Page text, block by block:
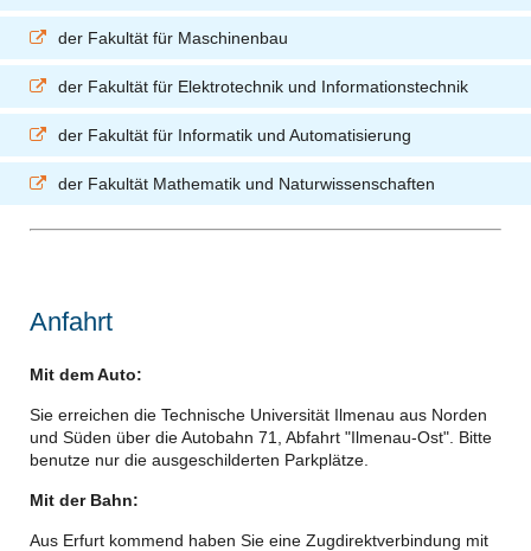
der Fakultät für Maschinenbau
der Fakultät für Elektrotechnik und Informationstechnik
der Fakultät für Informatik und Automatisierung
der Fakultät Mathematik und Naturwissenschaften
Anfahrt
Mit dem Auto:
Sie erreichen die Technische Universität Ilmenau aus Norden
und Süden über die Autobahn 71, Abfahrt "Ilmenau-Ost". Bitte
benutze nur die ausgeschilderten Parkplätze.
Mit der Bahn:
Aus Erfurt kommend haben Sie eine Zugdirektverbindung mit